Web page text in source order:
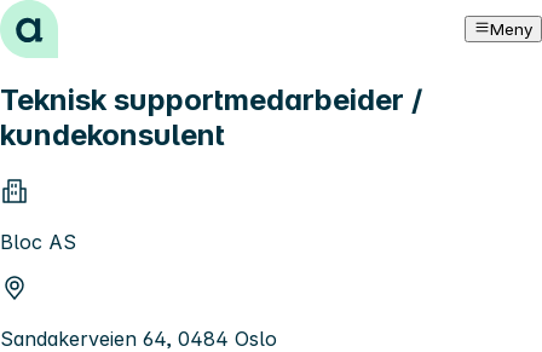
Hopp til innhold Meny
Teknisk supportmedarbeider /
kundekonsulent
Bloc AS
Sandakerveien 64, 0484 Oslo